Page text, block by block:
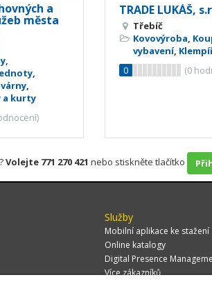
a
města
,
,
a kurty
TRADE LUKÁŠ,
Třebíč
Kovovýroba,
vybavení,
0
(0
Volejte 771 270 421 nebo stiskněte tlačítko
Služby
Mobilní aplikace ke stažení
Online katalogy
Digital Presence
Více zákazníků